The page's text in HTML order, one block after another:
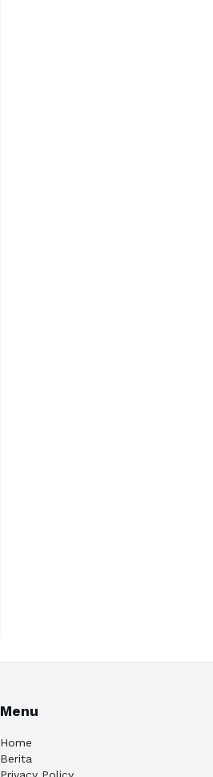
Menu
Home
Berita